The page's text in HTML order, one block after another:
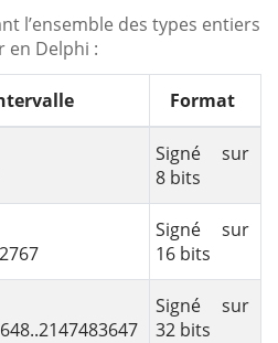
l’ensemble des types entiers
en Delphi :
Format
Signé sur
8 bits
Signé sur
16 bits
Signé sur
32 bits